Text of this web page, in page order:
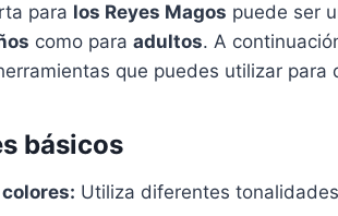
para los Reyes Magos puede ser
como para adultos. A
que puedes utilizar
básicos
Utiliza diferentes